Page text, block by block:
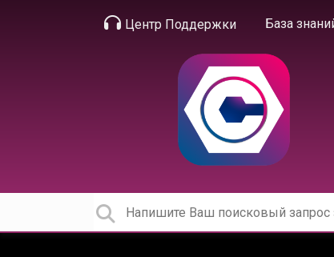
Центр Поддержки База